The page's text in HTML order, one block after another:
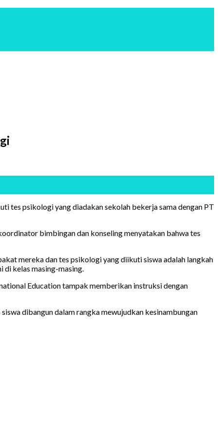
tes psikologi yang diadakan sekolah bekerja sama dengan PT
bimbingan dan konseling menyatakan bahwa tes
mereka dan tes psikologi yang diikuti siswa adalah langkah
di kelas masing-masing.
Education tampak memberikan instruksi dengan
dibangun dalam rangka mewujudkan kesinambungan